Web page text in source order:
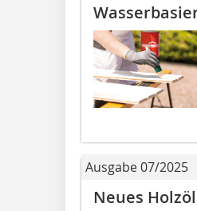
Ausgabe 07/2025
Neues